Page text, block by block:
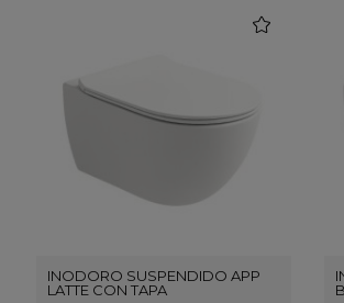
INODORO SUSPENDIDO APP
LATTE CON TAPA
favorite